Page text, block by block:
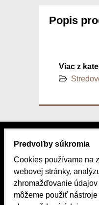
Popis
Viac z
KONTAKT
JDB Group
Stará cesta
Predvoľby súkromia
Cookies používame na
webovej stránky,
zhromažďovanie
môžeme použiť